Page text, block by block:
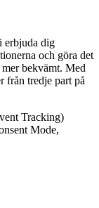
erbjuda dig
och göra det
bekvämt. Med
från tredje part på
Tracking)
Mode,